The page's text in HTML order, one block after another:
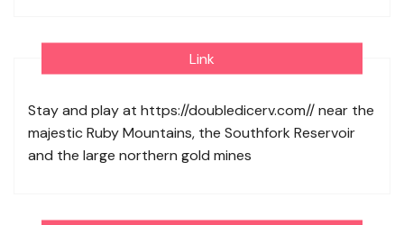
Link
Stay and play at https://doubledicerv.com//near the
majestic Ruby Mountains, the Southfork Reservoir
and the large northern gold mines